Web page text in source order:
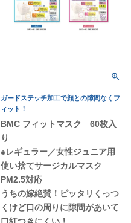
ガードステッチ加工で顔との隙間なくフ
ィット！
BMC フィットマスク 60枚入
り
※レギュラー／女性ジュニア用
使い捨てサージカルマスク
PM2.5対応
うちの嫁絶賛！ピッタリくっつ
くけど口の周りに隙間があいて